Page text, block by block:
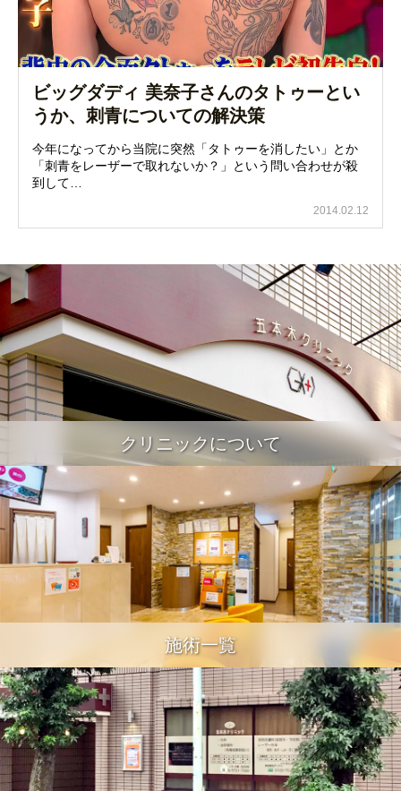
ビッグダディ 美奈子さんのタトゥーとい
うか、刺青についての解決策
今年になってから当院に突然「タトゥーを消したい」とか
「刺青をレーザーで取れないか？」という問い合わせが殺
到して…
2014.02.12
クリニックについて
施術一覧